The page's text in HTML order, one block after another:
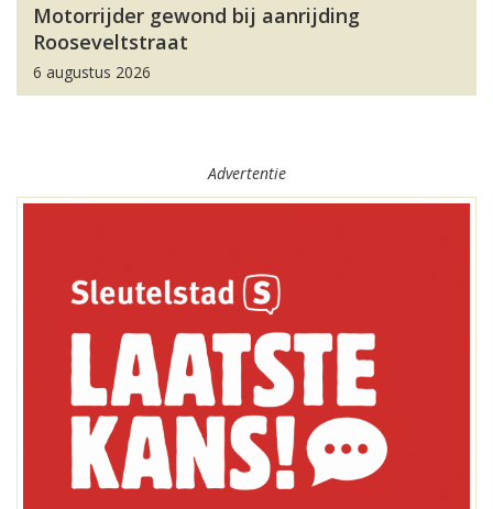
Motorrijder gewond bij aanrijding
Rooseveltstraat
6 augustus 2026
Advertentie